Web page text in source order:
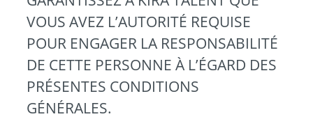
VOUS AVEZ L’AUTORITÉ REQUISE
POUR ENGAGER LA RESPONSABILITÉ
DE CETTE PERSONNE À L’ÉGARD DES
PRÉSENTES CONDITIONS
GÉNÉRALES.